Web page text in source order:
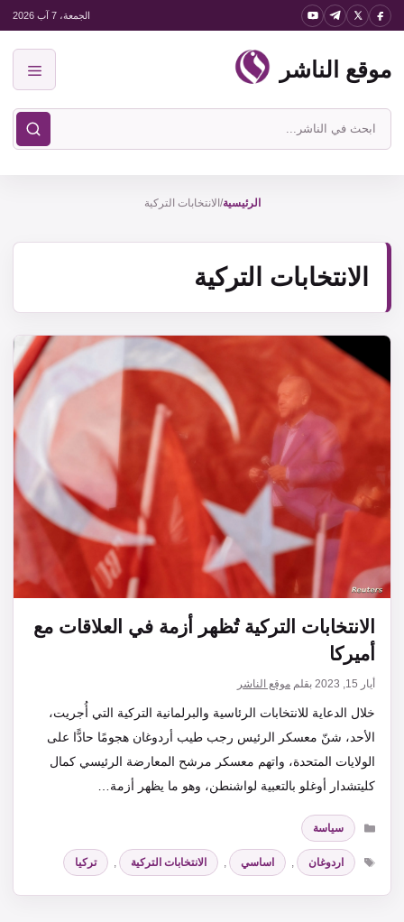
انتقل
المحتوى
الجمعة، 7 آب 2026
موقع الناشر
ابحث
في
الرئيسية/ الانتخابات التركية
الانتخابات التركية
الانتخابات التركية تُظهر أزمة في العلاقات مع
أميركا
أيار 15, 2023 بقلم موقع الناشر
خلال الدعاية للانتخابات الرئاسية والبرلمانية التركية التي أُجريت،
الأحد، شنّ معسكر الرئيس رجب طيب أردوغان هجومًا حادًّا على
الولايات المتحدة، واتهم معسكر مرشح المعارضة الرئيسي كمال
كليتشدار أوغلو بالتعبية لواشنطن، وهو ما يظهر أزمة…
التصنيفات
سياسة
الوسوم
اردوغان , اساسي , الانتخابات التركية , تركيا